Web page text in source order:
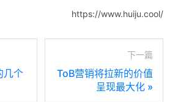
https://www.huiju.cool/
几个
下一篇
ToB营销将拉新的价值
呈现最大化 »